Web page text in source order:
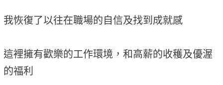
我恢復了以往在職場的自信及找到成就感
這裡擁有歡樂的工作環境，和高薪的收穫及優渥
的福利